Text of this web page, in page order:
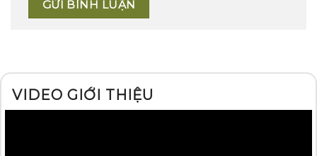
VIDEO GIỚI THIỆU